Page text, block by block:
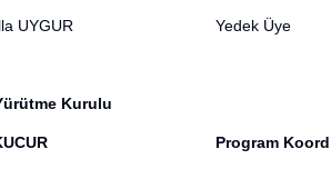
UYGUR Yedek Üye
Kurulu
Program